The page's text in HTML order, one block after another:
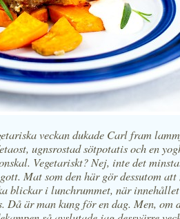
veckan dukade Carl fram
ugnsrostad sötpotatis och en
Vegetariskt? Nej, inte det
Mat som den här gör dessutom att
blickar i lunchrummet, när
Då är man kung för en dag. Men, om